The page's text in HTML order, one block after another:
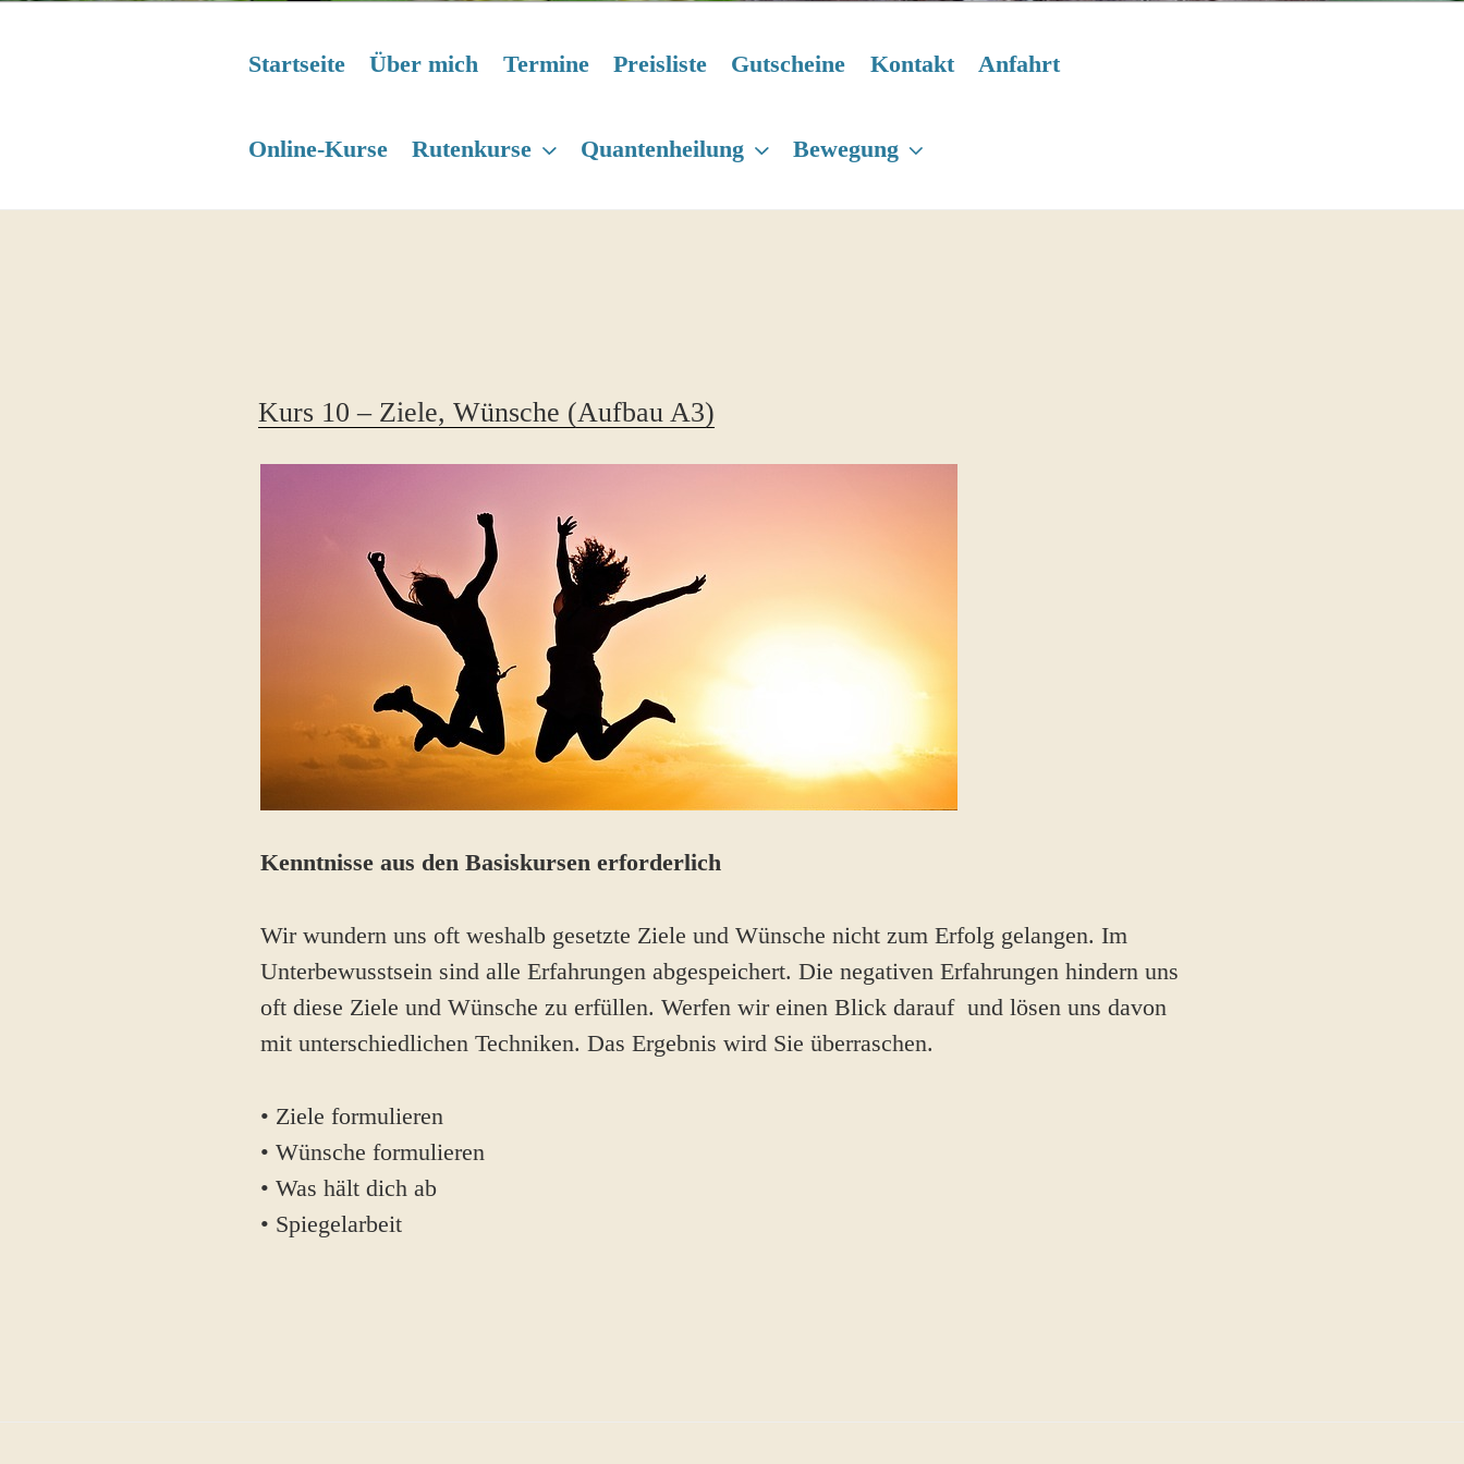
Startseite Über mich Termine Preisliste Gutscheine Kontakt Anfahrt
Online-Kurse Rutenkurse Quantenheilung Bewegung
Kurs 10 – Ziele, Wünsche (Aufbau A3)
Kenntnisse aus den Basiskursen erforderlich
Wir wundern uns oft weshalb gesetzte Ziele und Wünsche nicht zum Erfolg gelangen. Im
Unterbewusstsein sind alle Erfahrungen abgespeichert. Die negativen Erfahrungen hindern uns
oft diese Ziele und Wünsche zu erfüllen. Werfen wir einen Blick darauf und lösen uns davon
mit unterschiedlichen Techniken. Das Ergebnis wird Sie überraschen.
• Ziele formulieren
• Wünsche formulieren
• Was hält dich ab
• Spiegelarbeit